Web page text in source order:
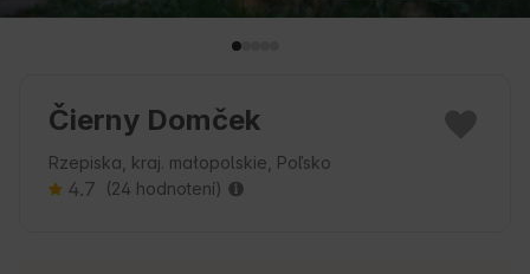
Čierny Domček
Rzepiska, kraj. małopolskie, Poľsko
4.7 (24 hodnotení)